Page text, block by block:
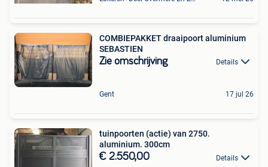
COMBIEPAKKET draaipoort aluminium
SEBASTIEN
Zie omschrijving Details
Gent 17 jul 26
tuinpoorten (actie) van 2750.
aluminium. 300cm
€ 2.550,00 Details